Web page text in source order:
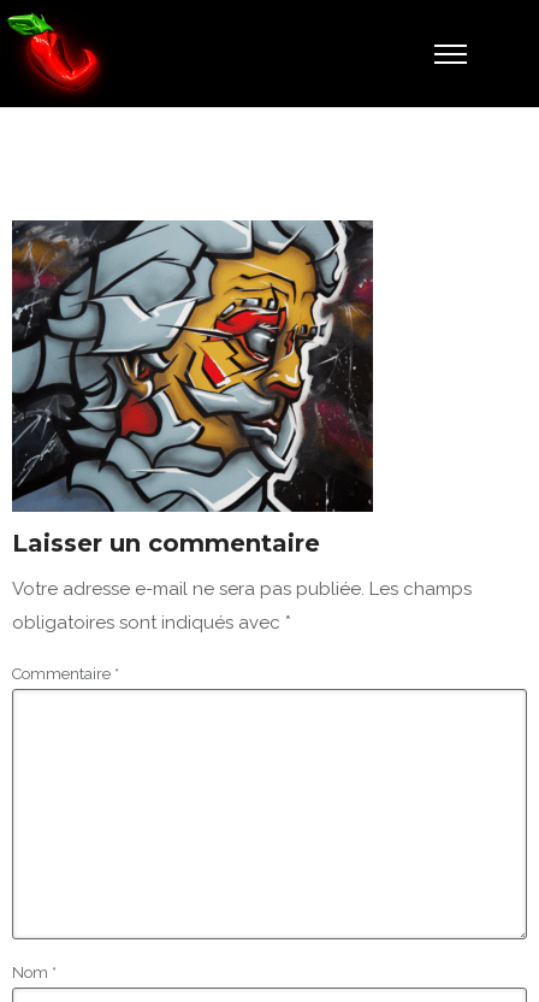
Laisser un commentaire
Votre adresse e-mail ne sera pas publiée. Les champs
obligatoires sont indiqués avec *
Commentaire *
Nom *